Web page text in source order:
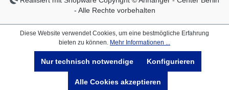
- Alle Rechte vorbehalten
Diese Website verwendet Cookies, um eine bestmögliche Erfahrung
bieten zu können. Mehr Informationen ...
Nur technisch notwendige Konfigurieren
Alle Cookies akzeptieren